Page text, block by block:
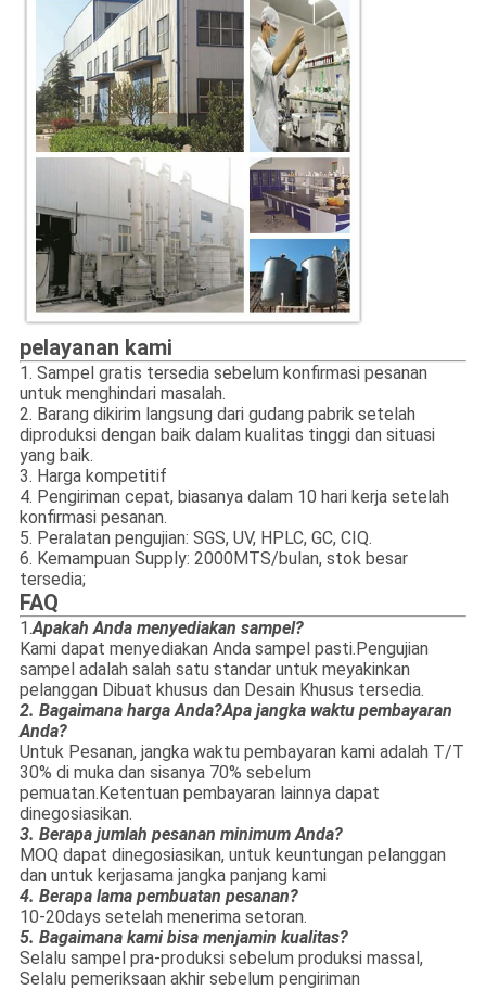
pelayanan kami
1. Sampel gratis tersedia sebelum konfirmasi pesanan
untuk menghindari masalah.
2. Barang dikirim langsung dari gudang pabrik setelah
diproduksi dengan baik dalam kualitas tinggi dan situasi
yang baik.
3. Harga kompetitif
4. Pengiriman cepat, biasanya dalam 10 hari kerja setelah
konfirmasi pesanan.
5. Peralatan pengujian: SGS, UV, HPLC, GC, CIQ.
6. Kemampuan Supply: 2000MTS/bulan, stok besar
tersedia;
FAQ
1.Apakah Anda menyediakan sampel?
Kami dapat menyediakan Anda sampel pasti.Pengujian
sampel adalah salah satu standar untuk meyakinkan
pelanggan Dibuat khusus dan Desain Khusus tersedia.
2. Bagaimana harga Anda?Apa jangka waktu pembayaran
Anda?
Untuk Pesanan, jangka waktu pembayaran kami adalah T/T
30% di muka dan sisanya 70% sebelum
pemuatan.Ketentuan pembayaran lainnya dapat
dinegosiasikan.
3. Berapa jumlah pesanan minimum Anda?
MOQ dapat dinegosiasikan, untuk keuntungan pelanggan
dan untuk kerjasama jangka panjang kami
4. Berapa lama pembuatan pesanan?
10-20days setelah menerima setoran.
5. Bagaimana kami bisa menjamin kualitas?
Selalu sampel pra-produksi sebelum produksi massal,
Selalu pemeriksaan akhir sebelum pengiriman